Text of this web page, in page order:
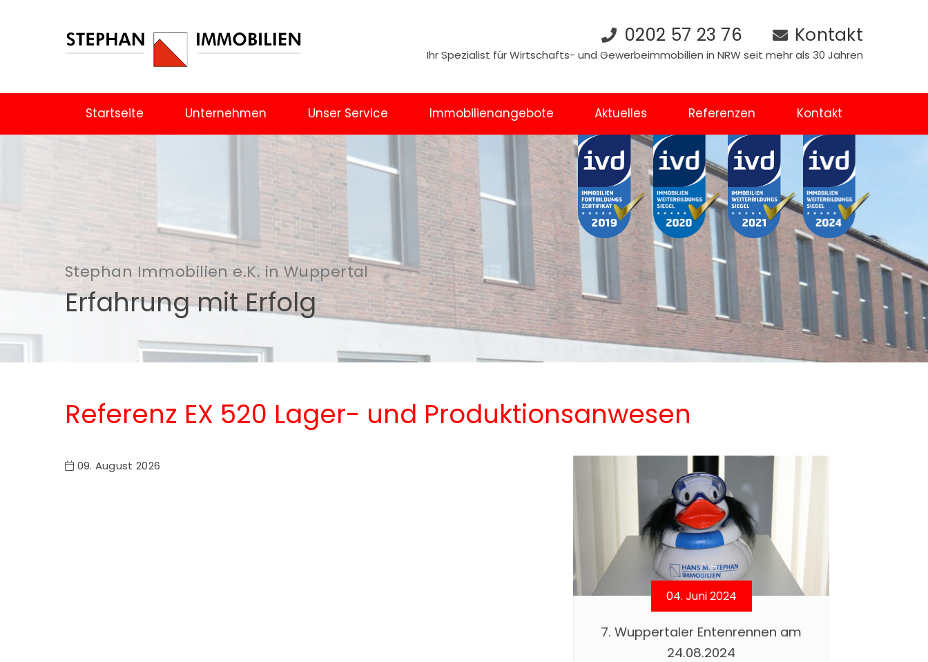
0202 57 23 76 Kontakt
Ihr Spezialist für Wirtschafts- und Gewerbeimmobilien in NRW seit mehr als 30 Jahren
Startseite Unternehmen Unser Service Immobilienangebote Aktuelles Referenzen Kontakt
Stephan Immobilien e.K. in Wuppertal
Erfahrung mit Erfolg
Referenz EX 520 Lager- und Produktionsanwesen
09. August 2026
04. Juni 2024
7. Wuppertaler Entenrennen am
24.08.2024